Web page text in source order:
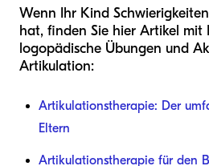
Wenn Ihr Kind
hat, finden Sie hier Artikel mit
logopädische Übungen und
Artikulation:
Artikulationstherapie: Der
Eltern
Artikulationstherapie für den